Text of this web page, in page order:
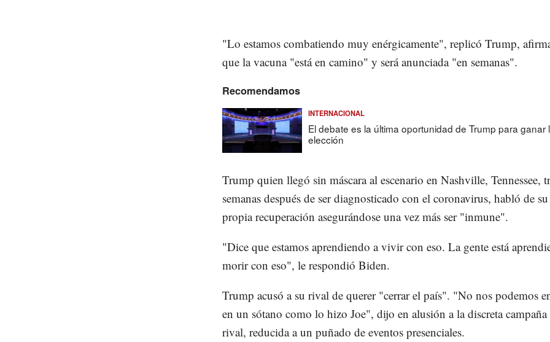
"Lo estamos combatiendo muy enérgicamente", replicó Trump,
que la vacuna "está en camino" y será anunciada "en semanas".
Recomendamos
INTERNACIONAL
El debate es la última oportunidad de Trump para ganar
elección
Trump quien llegó sin máscara al escenario en Nashville, Tennessee,
semanas después de ser diagnosticado con el coronavirus, habló de su
propia recuperación asegurándose una vez más ser "inmune".
"Dice que estamos aprendiendo a vivir con eso. La gente está
morir con eso", le respondió Biden.
Trump acusó a su rival de querer "cerrar el país". "No nos podemos
en un sótano como lo hizo Joe", dijo en alusión a la discreta campaña
rival, reducida a un puñado de eventos presenciales.